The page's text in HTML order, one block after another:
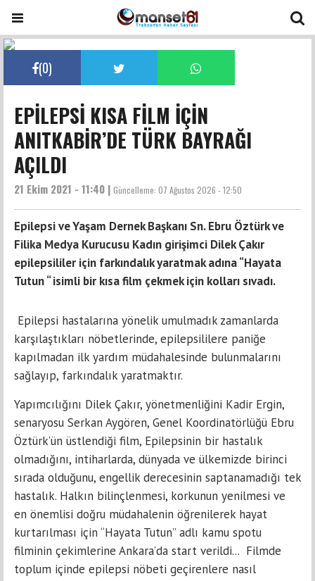
(0)
EPİLEPSİ KISA FİLM İÇİN
ANITKABİR’DE TÜRK BAYRAĞI
AÇILDI
21 Ekim 2021 - 11:40 | Güncelleme: 07 Ağustos 2026 - 12:50
Epilepsi ve Yaşam Dernek Başkanı Sn. Ebru Öztürk ve
Filika Medya Kurucusu Kadın girişimci Dilek Çakır
epilepsililer için farkındalık yaratmak adına “Hayata
Tutun “ isimli bir kısa film çekmek için kolları sıvadı.
Epilepsi hastalarına yönelik umulmadık zamanlarda
karşılaştıkları nöbetlerinde, epilepsililere paniğe
kapılmadan ilk yardım müdahalesinde bulunmalarını
sağlayıp, farkındalık yaratmaktır.
Yapımcılığını Dilek Çakır, yönetmenliğini Kadir Ergin,
senaryosu Serkan Aygören, Genel Koordinatörlüğü Ebru
Öztürk’ün üstlendiği film, Epilepsinin bir hastalık
olmadığını, intiharlarda, dünyada ve ülkemizde birinci
sırada olduğunu, engellik derecesinin saptanamadığı tek
hastalık. Halkın bilinçlenmesi, korkunun yenilmesi ve
en önemlisi doğru müdahalenin öğrenilerek hayat
kurtarılması için “Hayata Tutun” adlı kamu spotu
filminin çekimlerine Ankara’da start verildi... Filmde
toplum içinde epilepsi nöbeti geçirenlere nasıl